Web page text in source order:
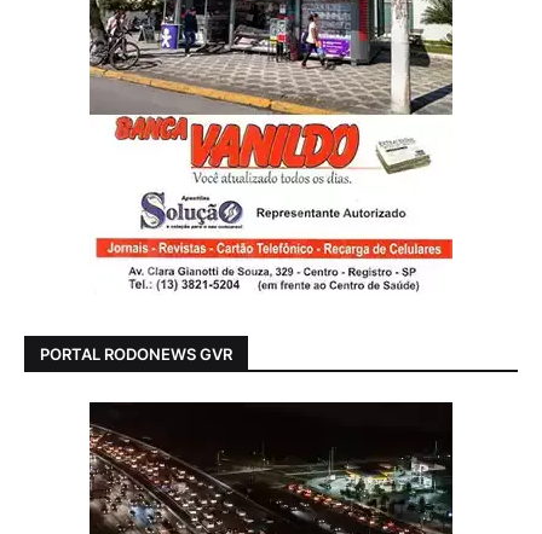
PORTAL RODONEWS GVR